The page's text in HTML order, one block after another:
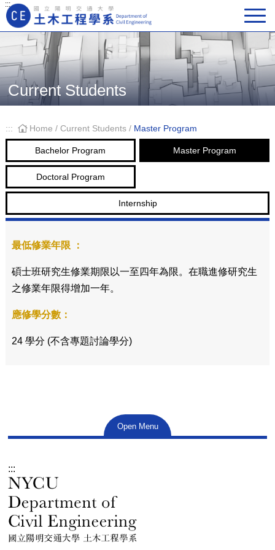
:::
Main Navigation
Current Students
::: Home / Current Students/ Master Program
Bachelor Program Master Program
Doctoral Program
Internship
最低修業年限 ：
碩士班研究生修業期限以一至四年為限。在職進修研究生
之修業年限得增加一年。
應修學分數：
24 學分 (不含專題討論學分)
Open Menu
:::